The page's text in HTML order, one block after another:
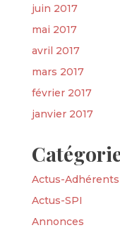
juin 2017
mai 2017
avril 2017
mars 2017
février 2017
janvier 2017
Actus-Adhérents
Actus-SPI
Annonces